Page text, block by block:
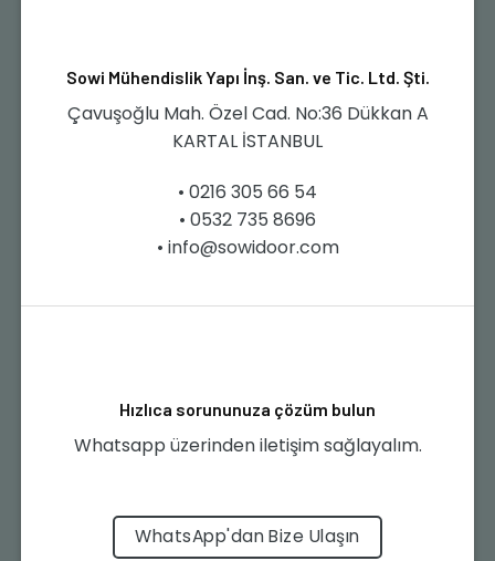
Sowi Mühendislik Yapı İnş. San. ve Tic. Ltd. Şti.
Çavuşoğlu Mah. Özel Cad. No:36 Dükkan A
KARTAL İSTANBUL
• 0216 305 66 54
• 0532 735 8696
• info@sowidoor.com
Hızlıca sorununuza çözüm bulun
Whatsapp üzerinden iletişim sağlayalım.
WhatsApp'dan Bize Ulaşın